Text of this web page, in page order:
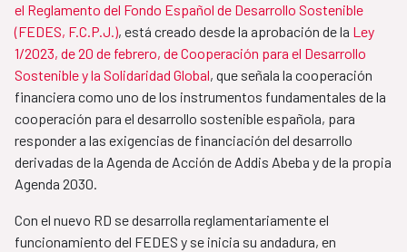
el Reglamento del Fondo Español de Desarrollo Sostenible
(FEDES, F.C.P.J.), está creado desde la aprobación de la Ley
1/2023, de 20 de febrero, de Cooperación para el Desarrollo
Sostenible y la Solidaridad Global, que señala la cooperación
financiera como uno de los instrumentos fundamentales de la
cooperación para el desarrollo sostenible española, para
responder a las exigencias de financiación del desarrollo
derivadas de la Agenda de Acción de Addis Abeba y de la propia
Agenda 2030.
Con el nuevo RD se desarrolla reglamentariamente el
funcionamiento del FEDES y se inicia su andadura, en